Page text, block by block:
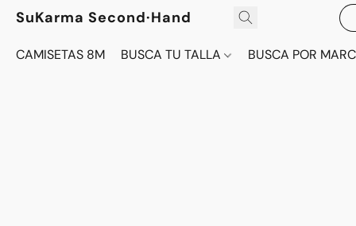
SuKarma Second·Hand
CAMISETAS 8M BUSCA TU TALLA BUSCA POR